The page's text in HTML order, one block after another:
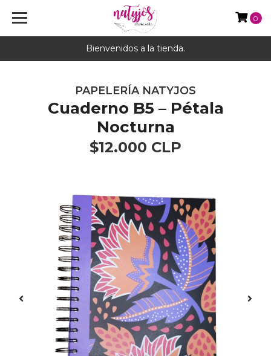
Bienvenidos a la tienda.
0
PAPELERÍA NATYJOS
Cuaderno B5 – Pétala
Nocturna
$12.000 CLP